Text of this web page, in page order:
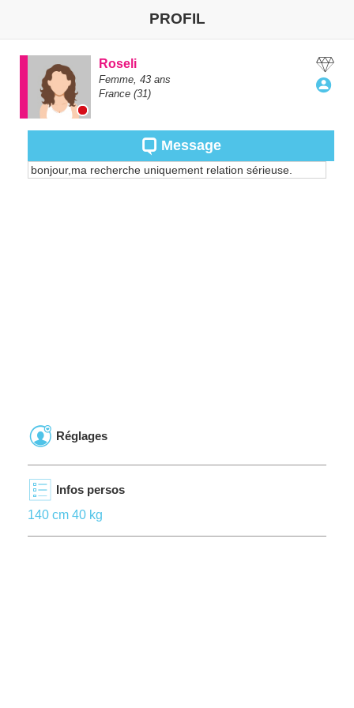
PROFIL
Roseli
Femme, 43 ans
France (31)
Message
bonjour,ma recherche uniquement relation sérieuse.
Réglages
Infos persos
140 cm 40 kg